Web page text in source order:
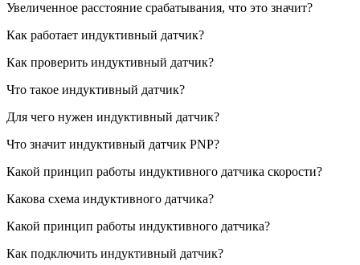
Увеличенное расстояние срабатывания, что это значит?
Как работает индуктивный датчик?
Как проверить индуктивный датчик?
Что такое индуктивный датчик?
Для чего нужен индуктивный датчик?
Что значит индуктивный датчик PNP?
Какой принцип работы индуктивного датчика скорости?
Какова схема индуктивного датчика?
Какой принцип работы индуктивного датчика?
Как подключить индуктивный датчик?